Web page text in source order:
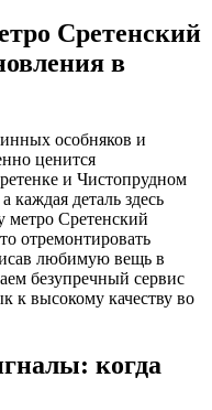
Сретенский
в
особняков и
ценится
и Чистопрудном
каждая деталь здесь
метро Сретенский
отремонтировать
любимую вещь в
безупречный сервис
к высокому качеству во
когда